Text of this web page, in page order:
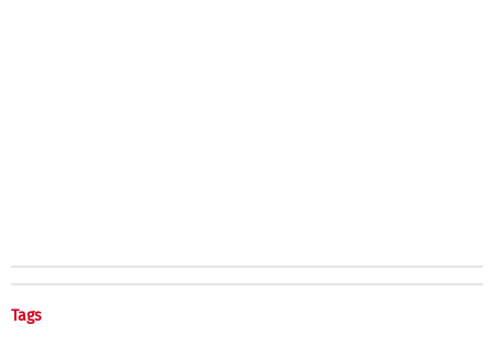
Tags